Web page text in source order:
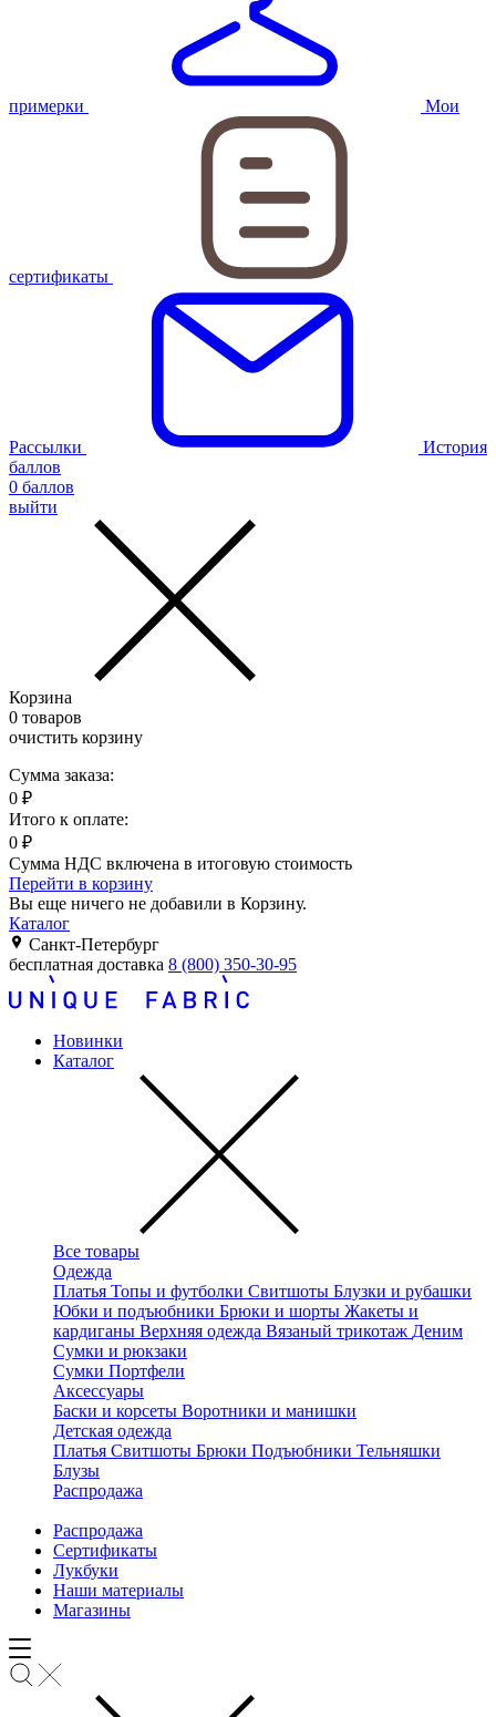
примерки Мои
сертификаты
Рассылки
История
баллов
0 баллов
выйти
Корзина
0 товаров
очистить корзину
Сумма заказа:
0 ₽
Итого к оплате:
0 ₽
Сумма НДС включена в итоговую стоимость
Перейти в корзину
Вы еще ничего не добавили в Корзину.
Каталог
Санкт-Петербург
бесплатная доставка 8 (800) 350-30-95
Новинки
Каталог
Все товары
Одежда
Платья Топы и футболки Свитшоты Блузки и рубашки
Юбки и подъюбники Брюки и шорты Жакеты и
кардиганы Верхняя одежда Вязаный трикотаж Деним
Сумки и рюкзаки
Сумки Портфели
Аксессуары
Баски и корсеты Воротники и манишки
Детская одежда
Платья Свитшоты Брюки Подъюбники Тельняшки
Блузы
Распродажа
Распродажа
Сертификаты
Лукбуки
Наши материалы
Магазины